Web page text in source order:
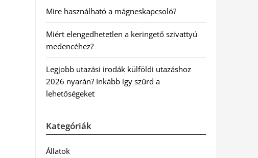
Mire használható a mágneskapcsoló?
Miért elengedhetetlen a keringető szivattyú
medencéhez?
Legjobb utazási irodák külföldi utazáshoz
2026 nyarán? Inkább így szűrd a
lehetőségeket
Kategóriák
Állatok